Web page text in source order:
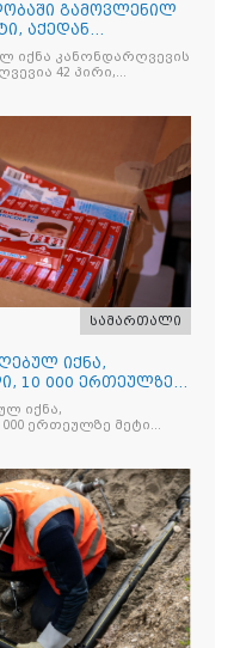
გამოვლენილ
აქედან
იქნა კანონდარღვევის
42 პირი,
სამართალი
იქნა,
10 000 ერთეულზე
იქნა,
ერთეულზე მეტი
ნიშანდებული